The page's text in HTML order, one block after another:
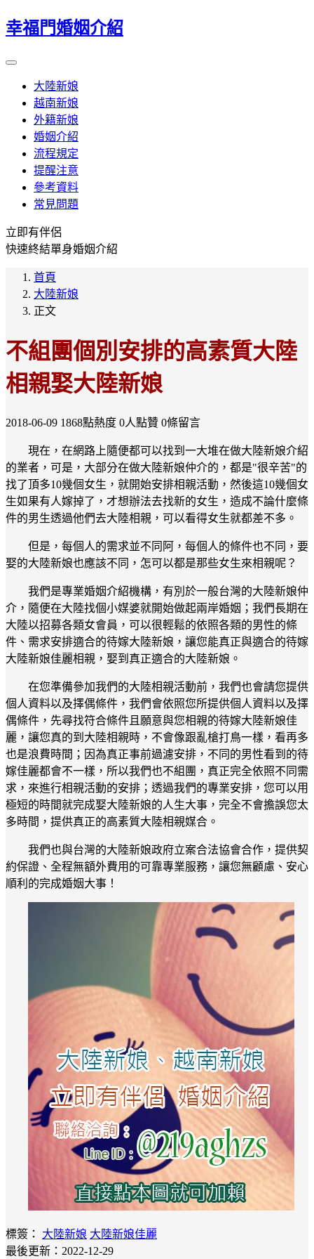
幸福門婚姻介紹
大陸新娘
越南新娘
外籍新娘
婚姻介紹
流程規定
提醒注意
參考資料
常見問題
立即有伴侶
快速終結單身婚姻介紹
首頁
大陸新娘
正文
不組團個別安排的高素質大陸
相親娶大陸新娘
2018-06-09 1868點熱度 0人點贊 0條留言
現在，在網路上隨便都可以找到一大堆在做大陸新娘介紹
的業者，可是，大部分在做大陸新娘仲介的，都是"很辛苦"的
找了頂多10幾個女生，就開始安排相親活動，然後這10幾個女
生如果有人嫁掉了，才想辦法去找新的女生，造成不論什麼條
件的男生透過他們去大陸相親，可以看得女生就都差不多。
但是，每個人的需求並不同阿，每個人的條件也不同，要
娶的大陸新娘也應該不同，怎可以都是那些女生來相親呢？
我們是專業婚姻介紹機構，有別於一般台灣的大陸新娘仲
介，隨便在大陸找個小媒婆就開始做起兩岸婚姻；我們長期在
大陸以招募各類女會員，可以很輕鬆的依照各類的男性的條
件、需求安排適合的待嫁大陸新娘，讓您能真正與適合的待嫁
大陸新娘佳麗相親，娶到真正適合的大陸新娘。
在您準備參加我們的大陸相親活動前，我們也會請您提供
個人資料以及擇偶條件，我們會依照您所提供個人資料以及擇
偶條件，先尋找符合條件且願意與您相親的待嫁大陸新娘佳
麗，讓您真的到大陸相親時，不會像跟亂槍打鳥一樣，看再多
也是浪費時間；因為真正事前過濾安排，不同的男性看到的待
嫁佳麗都會不一樣，所以我們也不組團，真正完全依照不同需
求，來進行相親活動的安排；透過我們的專業安排，您可以用
極短的時間就完成娶大陸新娘的人生大事，完全不會擔誤您太
多時間，提供真正的高素質大陸相親媒合。
我們也與台灣的大陸新娘政府立案合法協會合作，提供契
約保證、全程無額外費用的可靠專業服務，讓您無顧慮、安心
順利的完成婚姻大事！
標簽： 大陸新娘 大陸新娘佳麗
最後更新：2022-12-29